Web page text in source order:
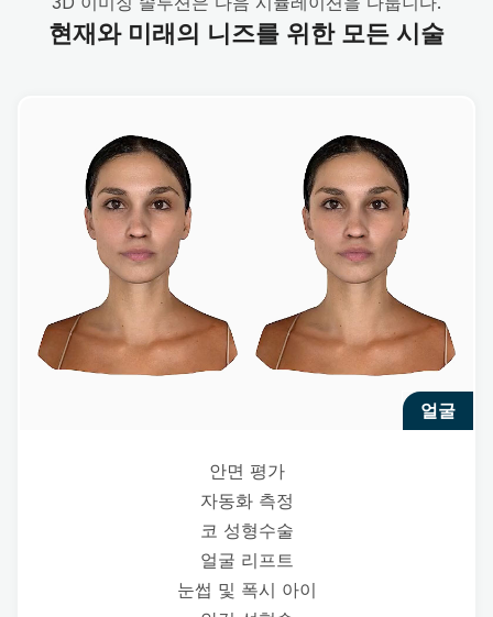
현재와 미래의 니즈를 위한 모든 시술
얼굴
안면 평가
자동화 측정
코 성형수술
얼굴 리프트
눈썹 및 폭시 아이